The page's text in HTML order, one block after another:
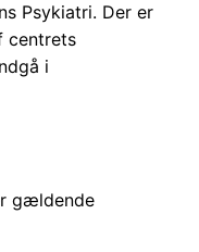
Psykiatri. Der er
centrets
i
gældende